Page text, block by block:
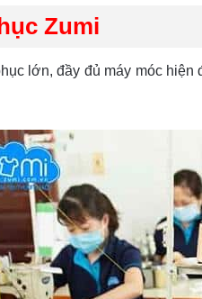
Zumi
lớn, đầy đủ máy móc